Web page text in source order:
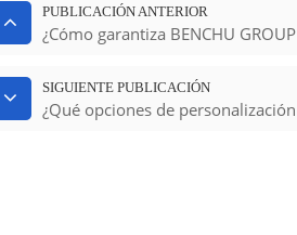
PUBLICACIÓN ANTERIOR
¿Cómo garantiza BENCHU
SIGUIENTE PUBLICACIÓN
¿Qué opciones de